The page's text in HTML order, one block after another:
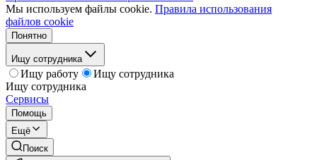
Мы используем файлы cookie. Правила использования
файлов cookie
Понятно
Ищу сотрудника
Ищу работу
Ищу сотрудника
Ищу сотрудника
Сервисы
Помощь
Ещё
Поиск